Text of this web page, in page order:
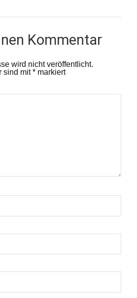
Kommentar
wird nicht veröffentlicht.
sind mit* markiert